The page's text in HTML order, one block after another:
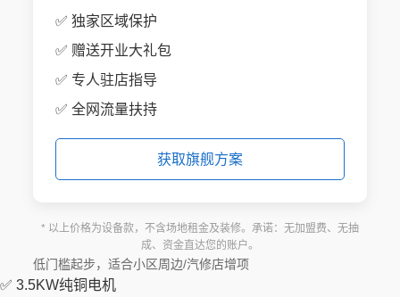
✅ 独家区域保护
✅ 赠送开业大礼包
✅ 专人驻店指导
✅ 全网流量扶持
获取旗舰方案
* 以上价格为设备款，不含场地租金及装修。承诺：无加盟费、无抽
成、资金直达您的账户。
低门槛起步，适合小区周边/汽修店增项
✅ 3.5KW纯铜电机